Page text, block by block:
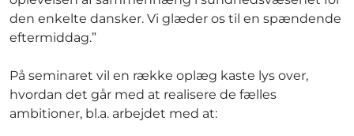
den enkelte dansker. Vi glæder os til en spændende
eftermiddag.”
På seminaret vil en række oplæg kaste lys over,
hvordan det går med at realisere de fælles
ambitioner, bl.a. arbejdet med at: